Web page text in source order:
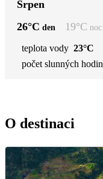
Srpen
26°C den 19°C noc
teplota vody 23°C
počet slunných hodin
O destinaci